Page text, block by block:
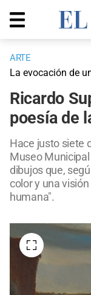
ARTE
La evocación de
Ricardo
poesía de
Hace justo siete
Museo
dibujos que,
color y una
humana".